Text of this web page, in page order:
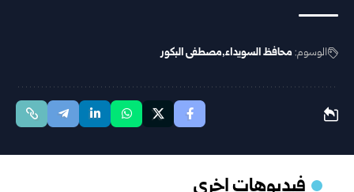
الوسوم: محافظ السويداء مصطفى البكور